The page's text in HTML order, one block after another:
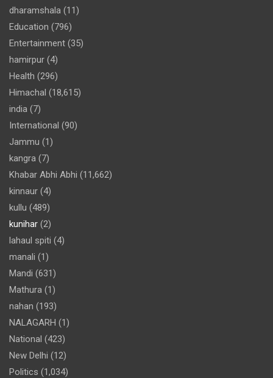
dharamshala (11)
Education (796)
Entertainment (35)
hamirpur (4)
Health (296)
Himachal (18,615)
india (7)
International (90)
Jammu (1)
kangra (7)
Khabar Abhi Abhi (11,662)
kinnaur (4)
kullu (489)
kunihar (2)
lahaul spiti (4)
manali (1)
Mandi (631)
Mathura (1)
nahan (193)
NALAGARH (1)
National (423)
New Delhi (12)
Politics (1,034)